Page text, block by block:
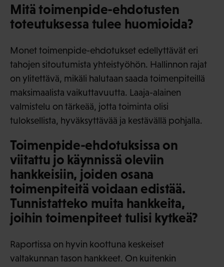
Mitä toimenpide-ehdotusten
toteutuksessa tulee huomioida?
Monet toimenpide-ehdotukset edellyttävät eri
tahojen sitoutumista yhteistyöhön. Hallinnon rajat
on ylitettävä, mikäli halutaan saada toimenpiteillä
maksimaalista vaikuttavuutta. Laaja-alainen
valmistelu on tärkeää, jotta toiminta olisi
tuloksellista, hyväksyttävää ja kestävällä pohjalla.
Toimenpide-ehdotuksissa on
viitattu jo käynnissä oleviin
hankkeisiin, joiden osana
toimenpiteitä voidaan edistää.
Tunnistatteko muita hankkeita,
joihin toimenpiteet tulisi kytkeä?
Raportissa on hyvin koottuna keskeiset
valtakunnan tason hankkeet. On kuitenkin